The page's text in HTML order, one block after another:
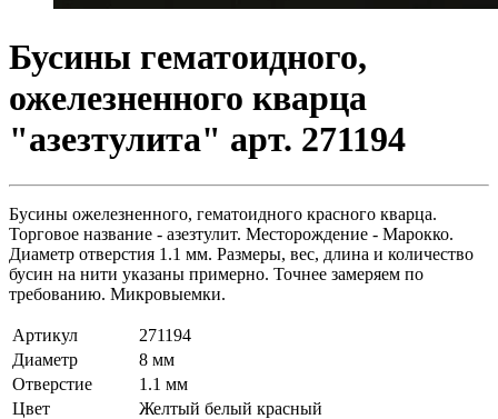
Бусины гематоидного,
ожелезненного кварца
"азезтулита" арт. 271194
Бусины ожелезненного, гематоидного красного кварца.
Торговое название - азезтулит. Месторождение - Марокко.
Диаметр отверстия 1.1 мм. Размеры, вес, длина и количество
бусин на нити указаны примерно. Точнее замеряем по
требованию. Микровыемки.
Артикул
271194
Диаметр
8 мм
Отверстие
1.1 мм
Цвет
Желтый белый красный